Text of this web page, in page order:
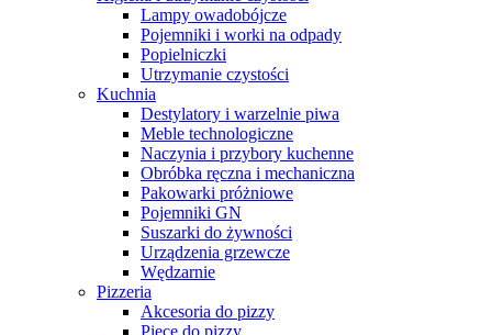
Lampy owadobójcze
Pojemniki i worki na odpady
Popielniczki
Utrzymanie czystości
Kuchnia
Destylatory i warzelnie piwa
Meble technologiczne
Naczynia i przybory kuchenne
Obróbka ręczna i mechaniczna
Pakowarki próżniowe
Pojemniki GN
Suszarki do żywności
Urządzenia grzewcze
Wędzarnie
Pizzeria
Akcesoria do pizzy
Piece do pizzy